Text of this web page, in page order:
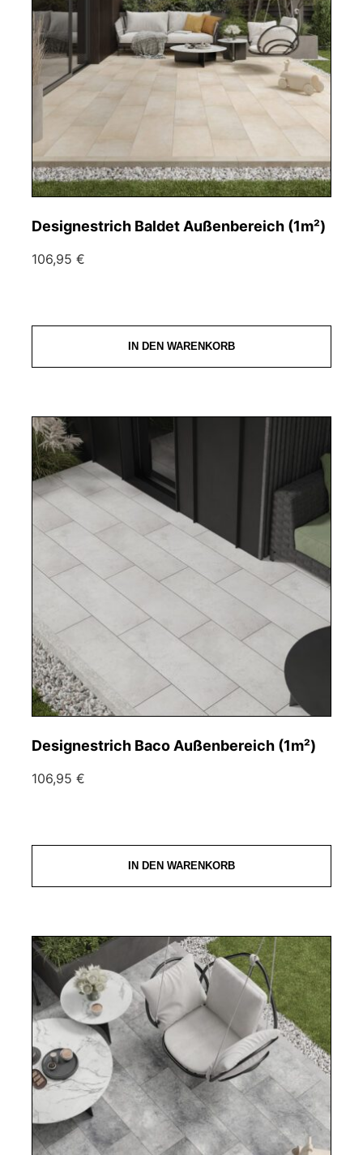
Designestrich Baldet Außenbereich (1m²)
106,95 €
IN DEN WARENKORB
Designestrich Baco Außenbereich (1m²)
106,95 €
IN DEN WARENKORB